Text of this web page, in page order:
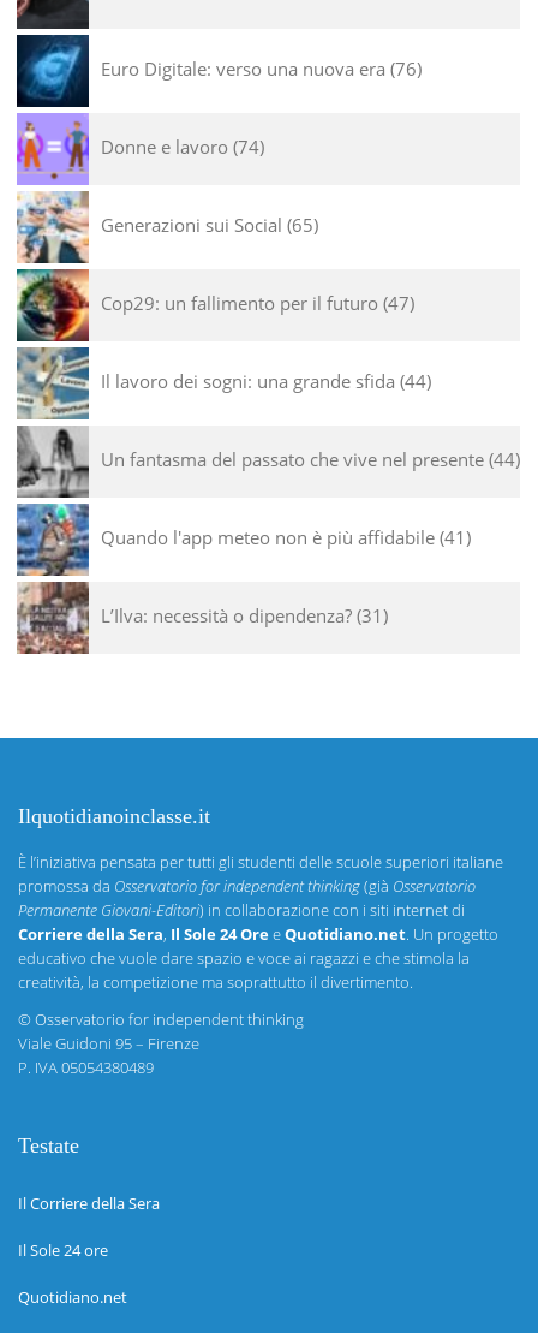
Euro Digitale: verso una nuova era 76
Donne e lavoro 74
Generazioni sui Social 65
Cop29: un fallimento per il futuro 47
Il lavoro dei sogni: una grande sfida 44
Un fantasma del passato che vive nel presente 44
Quando l'app meteo non è più affidabile 41
L’Ilva: necessità o dipendenza? 31
Ilquotidianoinclasse.it
È l’iniziativa pensata per tutti gli studenti delle scuole superiori italiane
promossa da Osservatorio for independent thinking(già Osservatorio
Permanente Giovani-Editori) in collaborazione con i siti internet di
Corriere della Sera, Il Sole 24 OreeQuotidiano.net. Un progetto
educativo che vuole dare spazio e voce ai ragazzi e che stimola la
creatività, la competizione ma soprattutto il divertimento.
©Osservatorio for independent thinking
Viale Guidoni 95 – Firenze
P. IVA 05054380489
Testate
Il Corriere della Sera
Il Sole 24 ore
Quotidiano.net